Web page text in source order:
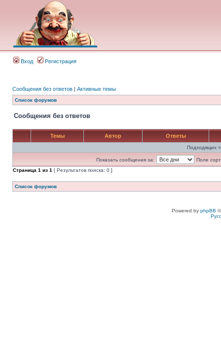
Вход Регистрация
Сообщения без ответов | Активные темы
Список форумов
Сообщения без ответов
Темы Автор Ответы
Подходящих
Показать сообщения за:
Поле
Страница 1 из 1 [ Результатов поиска: 0 ]
Список форумов
Powered by phpBB